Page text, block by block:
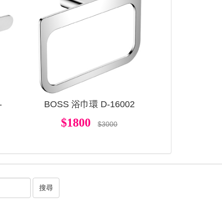
BOSS 浴巾環 D-16002
$1800 $3000
搜尋